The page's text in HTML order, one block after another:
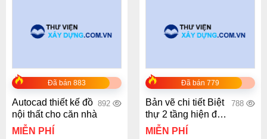
Đã bán 883
Autocad thiết kế đồ
nội thất cho căn nhà
892
MIỄN PHÍ
Đã bán 779
Bản vẽ chi tiết Biệt
thự 2 tầng hiện đại
mái nhật 8.09x10m
788
MIỄN PHÍ